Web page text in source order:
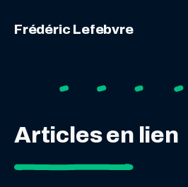
Frédéric Lefebvre
Articles en lien